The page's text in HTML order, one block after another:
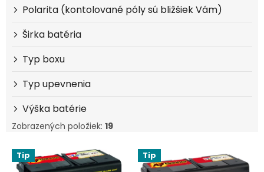
Polarita (kontolované póly sú bližšiek Vám)
Širka batéria
Typ boxu
Typ upevnenia
Výška batérie
Zobrazených položiek: 19
Výpis produktov
Tip Tip